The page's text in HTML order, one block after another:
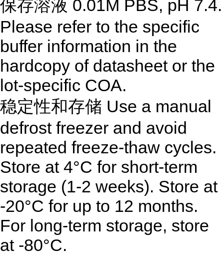
保存溶液 0.01M PBS, pH 7.4.
Please refer to the specific
buffer information in the
hardcopy of datasheet or the
lot-specific COA.
稳定性和存储 Use a manual
defrost freezer and avoid
repeated freeze-thaw cycles.
Store at 4°C for short-term
storage (1-2 weeks). Store at
-20°C for up to 12 months.
For long-term storage, store
at -80°C.